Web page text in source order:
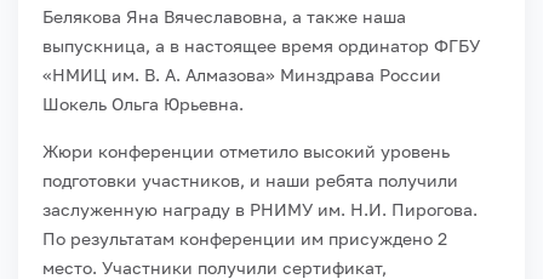
Белякова Яна Вячеславовна, а также наша
выпускница, а в настоящее время ординатор ФГБУ
«НМИЦ им. В. А. Алмазова» Минздрава России
Шокель Ольга Юрьевна.
Жюри конференции отметило высокий уровень
подготовки участников, и наши ребята получили
заслуженную награду в РНИМУ им. Н.И. Пирогова.
По результатам конференции им присуждено 2
место. Участники получили сертификат,